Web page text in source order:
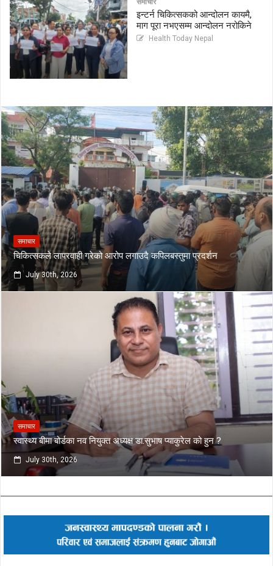
समाचार
इन्टर्न चिकित्सकको आन्दोलन कायमै,
माग पूरा नभएसम्म आन्दोलन नरोकिने
Health Today Nepal
समाचार
चिकित्सकले लापरवाही गरेको आरोप लगाउदै कपिलबस्तुमा प्रदर्शन
July 30th, 2026
समाचार
स्वास्थ्य बीमा बोर्डका नव नियुक्त अध्यक्ष डा.सुभाष प्याकुरेल को हुन ?
July 30th, 2026